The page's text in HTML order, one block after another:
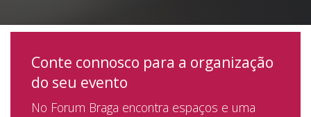
Conte connosco para a organização
do seu evento
No Forum Braga encontra espaços e uma